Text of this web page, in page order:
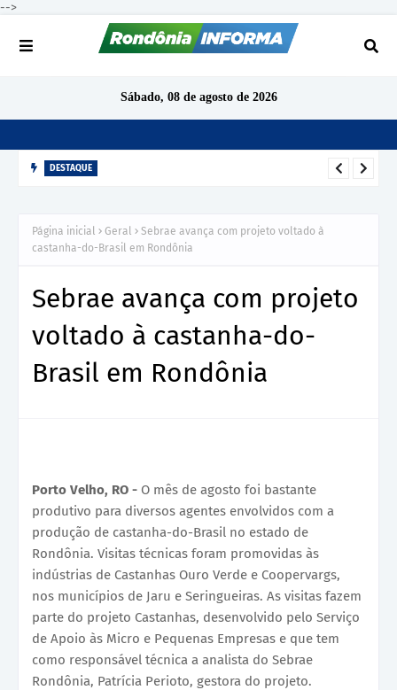
-->
Sábado, 08 de agosto de 2026
DESTAQUE
Guaporé
Página inicial Geral
Sebrae avança com projeto voltado à
castanha-do-Brasil em Rondônia
Sebrae avança com projeto
voltado à castanha-do-
Brasil em Rondônia
Porto Velho, RO - O mês de agosto foi bastante
produtivo para diversos agentes envolvidos com a
produção de castanha-do-Brasil no estado de
Rondônia. Visitas técnicas foram promovidas às
indústrias de Castanhas Ouro Verde e Coopervargs,
nos municípios de Jaru e Seringueiras. As visitas fazem
parte do projeto Castanhas, desenvolvido pelo Serviço
de Apoio às Micro e Pequenas Empresas e que tem
como responsável técnica a analista do Sebrae
Rondônia, Patrícia Perioto, gestora do projeto.